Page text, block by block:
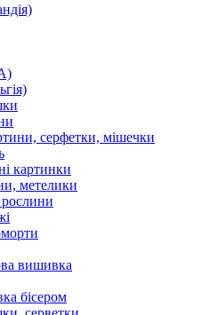
серфетки, мішечки
картинки
метелики
вишивка
бісером